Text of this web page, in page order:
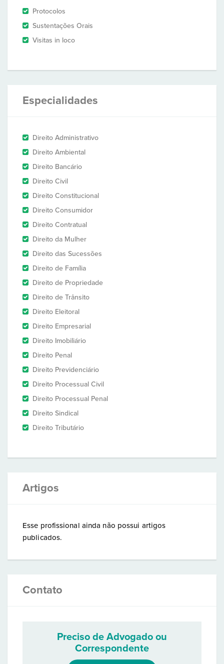
Protocolos
Sustentações Orais
Visitas in loco
Especialidades
Direito Administrativo
Direito Ambiental
Direito Bancário
Direito Civil
Direito Constitucional
Direito Consumidor
Direito Contratual
Direito da Mulher
Direito das Sucessões
Direito de Família
Direito de Propriedade
Direito de Trânsito
Direito Eleitoral
Direito Empresarial
Direito Imobiliário
Direito Penal
Direito Previdenciário
Direito Processual Civil
Direito Processual Penal
Direito Sindical
Direito Tributário
Artigos
Esse profissional ainda não possui artigos
publicados.
Contato
Preciso de Advogado ou
Correspondente